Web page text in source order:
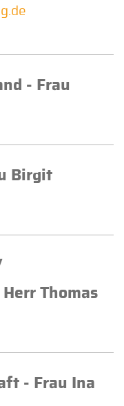
- Frau
eg.de
Birgit
eg.de
Thomas
eg.de
- Frau Ina